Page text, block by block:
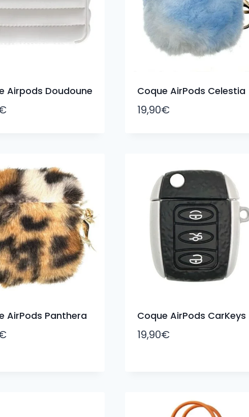
Airpods Doudoune Coque AirPods Celestia
19,90€
AirPods Panthera Coque AirPods CarKeys
19,90€